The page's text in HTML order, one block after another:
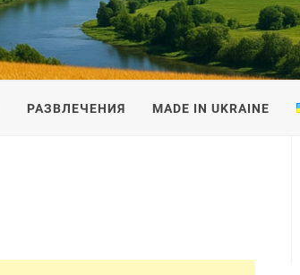
РАЗВЛЕЧЕНИЯ MADE IN UKRAINE